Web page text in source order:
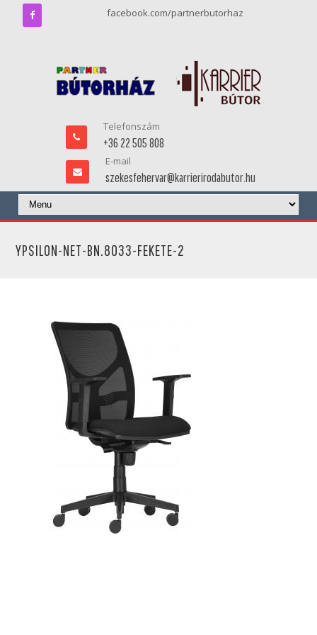
facebook.com/partnerbutorhaz
Telefonszám
+36 22 505 808
E-mail
szekesfehervar@karrierirodabutor.hu
YPSILON-NET-BN.8033-FEKETE-2